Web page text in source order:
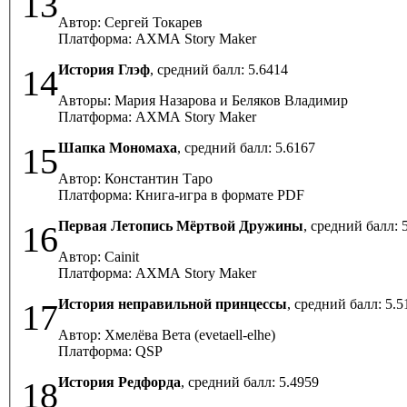
Автор: Сергей Токарев
Платформа: AXMA Story Maker
14История Глэф, средний балл: 5.6414
Авторы: Мария Назарова и Беляков Владимир
Платформа: AXMA Story Maker
15Шапка Мономаха, средний балл: 5.6167
Автор: Константин Таро
Платформа: Книга-игра в формате PDF
16Первая Летопись Мёртвой Дружины, средний балл:
Автор: Cainit
Платформа: AXMA Story Maker
17История неправильной принцессы, средний балл:
Автор: Хмелёва Вета (evetaell-elhe)
Платформа: QSP
18История Редфорда, средний балл: 5.4959